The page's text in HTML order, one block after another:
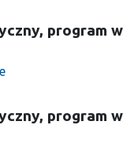
program w
program w